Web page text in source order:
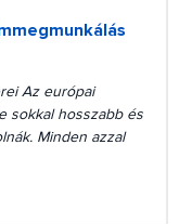
Az európai
sokkal hosszabb és
Minden azzal